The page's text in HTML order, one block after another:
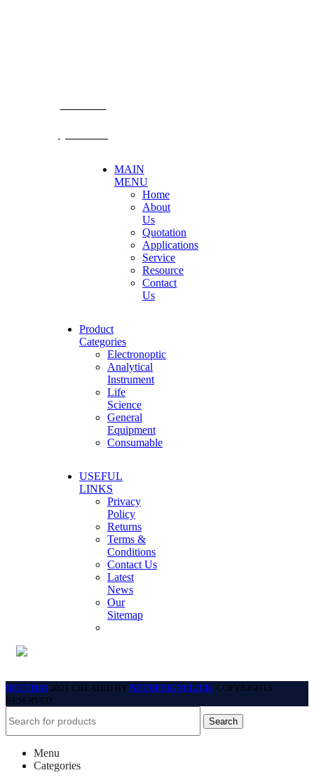
MAIN
MENU
Home
About
Us
Quotation
Applications
Service
Resource
Contact
Us
Product
Categories
Electronoptic
Analytical
Instrument
Life
Science
General
Equipment
Consumable
USEFUL
LINKS
Privacy
Policy
Returns
Terms &
Conditions
Contact Us
Latest
News
Our
Sitemap
BECTHAI 2021 CREATED BY NETDESIGNCLICK . COPYRIGHTS
RESERVED.
Search
Menu
Categories